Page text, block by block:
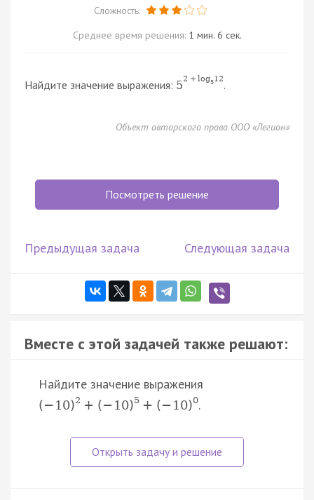
Сложность:
Среднее время решения: 1 мин. 6 сек.
Найдите значение выражения: 52 + log512.
Объект авторского права ООО «Легион»
Посмотреть решение
Предыдущая задача Следующая задача
Вместе с этой задачей также решают:
Найдите значение выражения
(−10)2 + (−10)5 + (−10)0.